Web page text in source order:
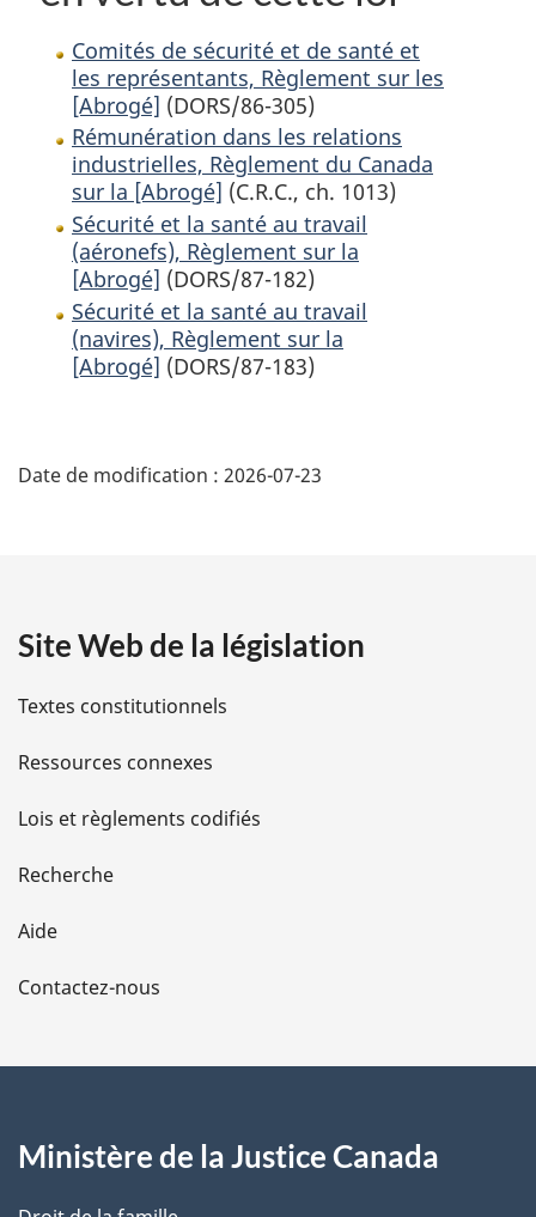
Comités de sécurité et de santé et
les représentants, Règlement sur les
[Abrogé] (DORS/86-305)
Rémunération dans les relations
industrielles, Règlement du Canada
sur la [Abrogé] (C.R.C., ch. 1013)
Sécurité et la santé au travail
(aéronefs), Règlement sur la
[Abrogé] (DORS/87-182)
Sécurité et la santé au travail
(navires), Règlement sur la
[Abrogé] (DORS/87-183)
é
i
l
s
d
e
l
a
e
Date de modification : 2026-07-23
Site Web de la législation
Textes constitutionnels
Ressources connexes
Lois et règlements codifiés
Recherche
Aide
Contactez-nous
Ministère de la Justice Canada